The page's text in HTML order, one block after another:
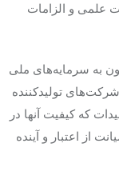
علمی و الزامات
به سرمایه‌های ملی
شرکت‌های تولیدکننده
که کیفیت آنها در
از اعتبار و آینده